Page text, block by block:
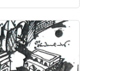
/ Transformation, by og